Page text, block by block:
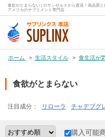
食欲がとまらない | ロサンゼルスから直送！高品質
アメリカのサプリメント専門店
ホーム > 生活スタイル > 食生活が
食欲がとまらない
注目成分： リローラ チャデブグ
購入可能